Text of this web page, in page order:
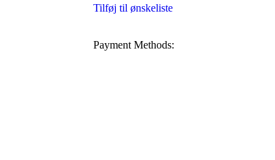
Tilføj til ønskeliste
Payment Methods: